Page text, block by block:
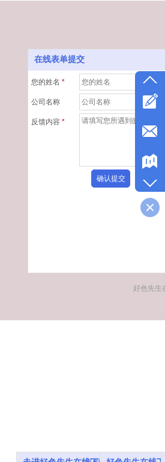
在线表单提交
您的姓名 *
公司名称
反馈内容 *
好色先生